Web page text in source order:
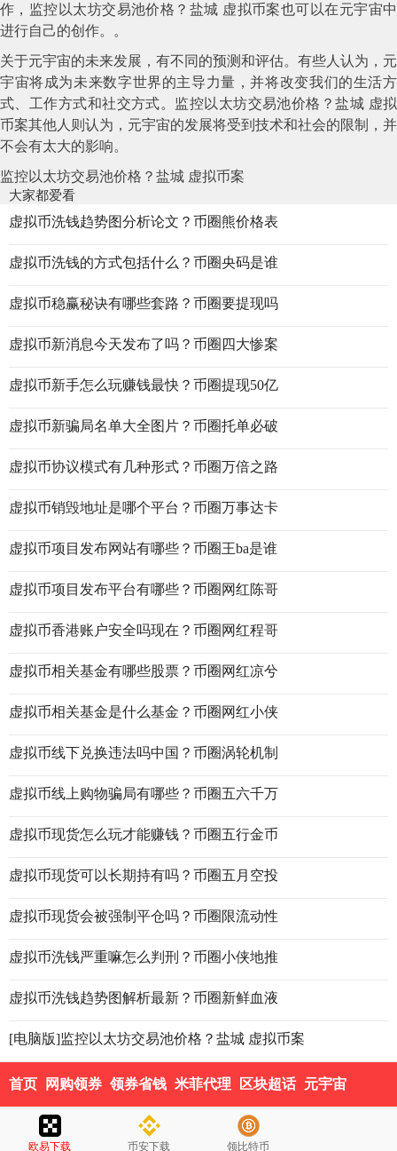
欧易下载 币安下载 领比特币
作，监控以太坊交易池价格？盐城 虚拟币案也可以在元宇宙中
进行自己的创作。。
关于元宇宙的未来发展，有不同的预测和评估。有些人认为，元
宇宙将成为未来数字世界的主导力量，并将改变我们的生活方
式、工作方式和社交方式。监控以太坊交易池价格？盐城 虚拟
币案其他人则认为，元宇宙的发展将受到技术和社会的限制，并
不会有太大的影响。
监控以太坊交易池价格？盐城 虚拟币案
大家都爱看
虚拟币洗钱趋势图分析论文？币圈熊价格表
虚拟币洗钱的方式包括什么？币圈央码是谁
虚拟币稳赢秘诀有哪些套路？币圈要提现吗
虚拟币新消息今天发布了吗？币圈四大惨案
虚拟币新手怎么玩赚钱最快？币圈提现50亿
虚拟币新骗局名单大全图片？币圈托单必破
虚拟币协议模式有几种形式？币圈万倍之路
虚拟币销毁地址是哪个平台？币圈万事达卡
虚拟币项目发布网站有哪些？币圈王ba是谁
虚拟币项目发布平台有哪些？币圈网红陈哥
虚拟币香港账户安全吗现在？币圈网红程哥
虚拟币相关基金有哪些股票？币圈网红凉兮
虚拟币相关基金是什么基金？币圈网红小侠
虚拟币线下兑换违法吗中国？币圈涡轮机制
虚拟币线上购物骗局有哪些？币圈五六千万
虚拟币现货怎么玩才能赚钱？币圈五行金币
虚拟币现货可以长期持有吗？币圈五月空投
虚拟币现货会被强制平仓吗？币圈限流动性
虚拟币洗钱严重嘛怎么判刑？币圈小侠地推
虚拟币洗钱趋势图解析最新？币圈新鲜血液
[电脑版]监控以太坊交易池价格？盐城 虚拟币案
首页 网购领券 领券省钱 米菲代理 区块超话 元宇宙